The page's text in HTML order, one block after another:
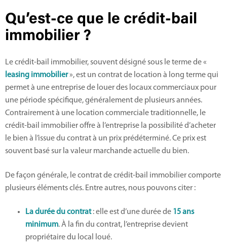
Qu’est-ce que le crédit-bail
immobilier ?
Le crédit-bail immobilier, souvent désigné sous le terme de «
leasing immobilier», est un contrat de location à long terme qui
permet à une entreprise de louer des locaux commerciaux pour
une période spécifique, généralement de plusieurs années.
Contrairement à une location commerciale traditionnelle, le
crédit-bail immobilier offre à l’entreprise la possibilité d’acheter
le bien à l’issue du contrat à un prix prédéterminé. Ce prix est
souvent basé sur la valeur marchande actuelle du bien.
De façon générale, le contrat de crédit-bail immobilier comporte
plusieurs éléments clés. Entre autres, nous pouvons citer :
La durée du contrat: elle est d’une durée de 15 ans
minimum. À la fin du contrat, l’entreprise devient
propriétaire du local loué.